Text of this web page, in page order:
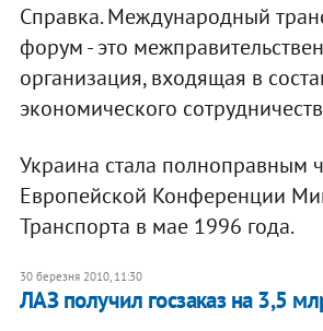
Справка. Международный
форум - это
организация, входящая в
экономического
Украина стала полноправным
Европейской Конференции
Транспорта в мае 1996 года.
30 березня 2010, 11:30
ЛАЗ получил госзаказ на 3,5